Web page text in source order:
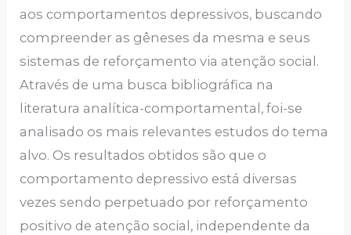
aos comportamentos depressivos, buscando
compreender as gêneses da mesma e seus
sistemas de reforçamento via atenção social.
Através de uma busca bibliográfica na
literatura analítica-comportamental, foi-se
analisado os mais relevantes estudos do tema
alvo. Os resultados obtidos são que o
comportamento depressivo está diversas
vezes sendo perpetuado por reforçamento
positivo de atenção social, independente da